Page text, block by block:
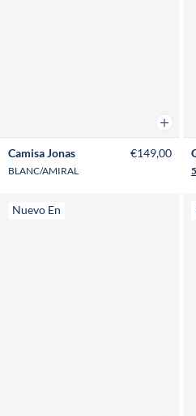
Añadir
Camisa Jonas
BLANC/AMIRAL
€149,00
Nuevo En